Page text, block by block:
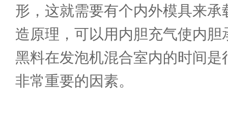
形，这就需要有个内外模具来
造原理，可以用内胆充气使内胆
黑料在发泡机混合室内的时间
非常重要的因素。